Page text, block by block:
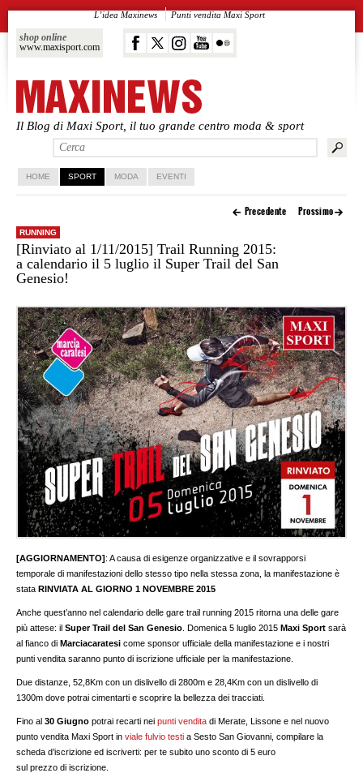
Il Blog di Maxi Sport, il tuo grande centro moda & sport
shop online
www.maxisport.com
L’idea Maxinews Punti vendita Maxi Sport
Vai al contenuto principale
Vai al contenuto secondario
HOME SPORT MODA EVENTI
Precedente Prossimo
RUNNING
[Rinviato al 1/11/2015] Trail Running 2015:
a calendario il 5 luglio il Super Trail del San
Genesio!
[AGGIORNAMENTO]: A causa di esigenze organizzative e il sovrapporsi
temporale di manifestazioni dello stesso tipo nella stessa zona, la manifestazione è
stataRINVIATA AL GIORNO 1 NOVEMBRE 2015
Anche quest’anno nel calendario delle gare trail running 2015 ritorna una delle gare
più attese: ilSuper Trail del San Genesio . Domenica 5 luglio 2015Maxi Sport sarà
al fianco diMarciacaratesi come sponsor ufficiale della manifestazione e i nostri
punti vendita saranno punto di iscrizione ufficiale per la manifestazione.
Due distanze, 52,8Km con un dislivello di 2800m e 28,4Km con un dislivello di
1300m dove potrai cimentarti e scoprire la bellezza dei tracciati.
Fino al30 Giugno potrai recarti neipunti vendita di Merate, Lissone e nel nuovo
punto vendita Maxi Sport inviale fulvio testi a Sesto San Giovanni, compilare la
scheda d’iscrizione ed iscriverti: per te subito uno sconto di 5 euro
sul prezzo di iscrizione.